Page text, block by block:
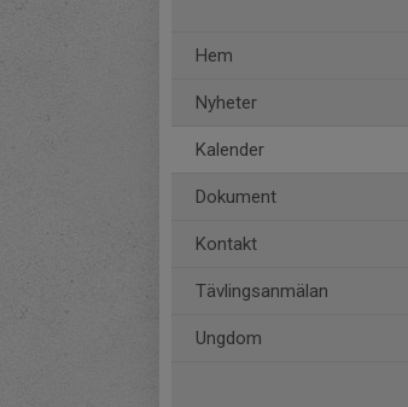
Hem
Nyheter
Kalender
Dokument
Kontakt
Tävlingsanmälan
Ungdom